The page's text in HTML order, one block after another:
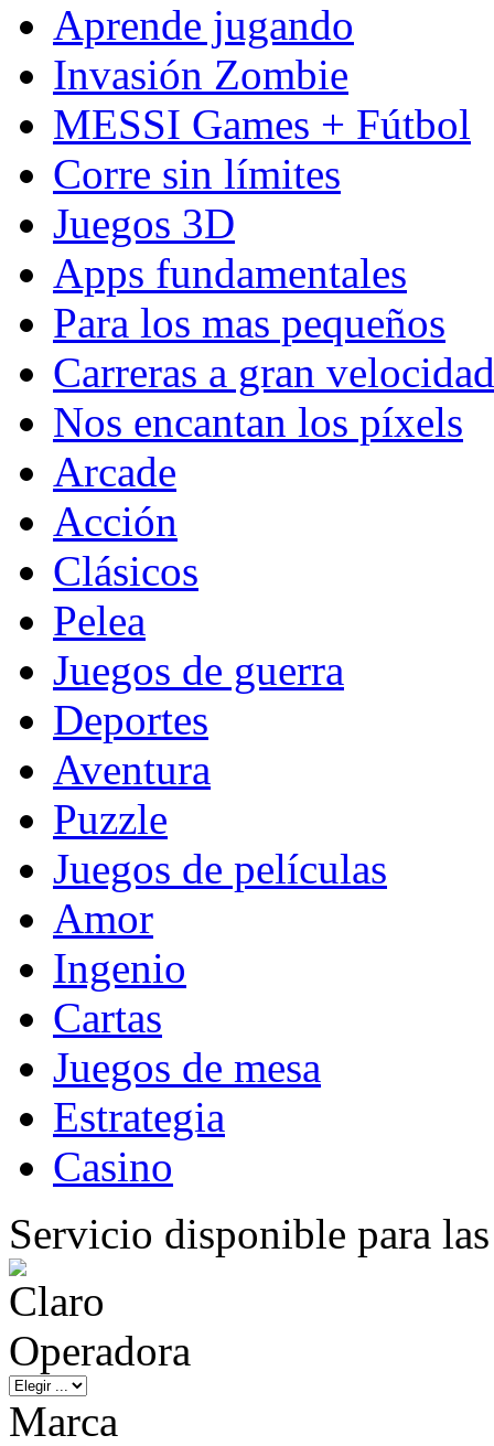
Aprende jugando
Invasión Zombie
MESSI Games + Fútbol
Corre sin límites
Juegos 3D
Apps fundamentales
Para los mas pequeños
Carreras a gran velocidad
Nos encantan los píxels
Arcade
Acción
Clásicos
Pelea
Juegos de guerra
Deportes
Aventura
Puzzle
Juegos de películas
Amor
Ingenio
Cartas
Juegos de mesa
Estrategia
Casino
Servicio disponible para
Operadora
Marca